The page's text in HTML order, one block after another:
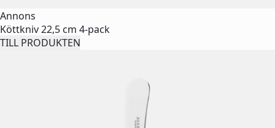
Annons
Köttkniv 22,5 cm 4-pack
TILL PRODUKTEN